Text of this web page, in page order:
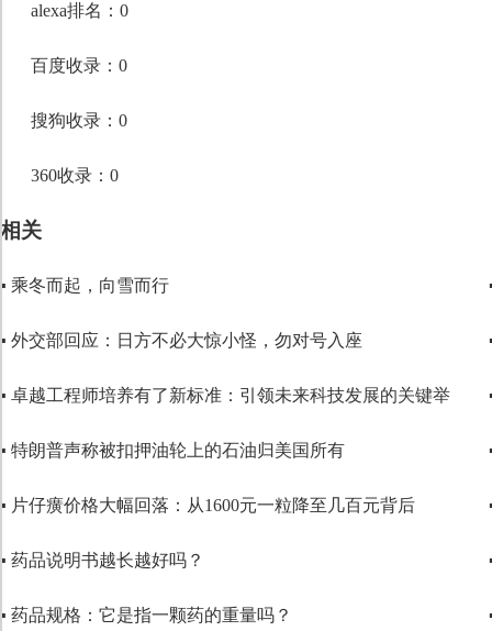
alexa排名：0
百度收录：0
搜狗收录：0
360收录：0
相关
▪ 乘冬而起，向雪而行
▪ 外交部回应：日方不必大惊小怪，勿对号入座
▪ 卓越工程师培养有了新标准：引领未来科技发展的关键举
▪ 特朗普声称被扣押油轮上的石油归美国所有
▪ 片仔癀价格大幅回落：从1600元一粒降至几百元背后
▪ 药品说明书越长越好吗？
▪ 药品规格：它是指一颗药的重量吗？